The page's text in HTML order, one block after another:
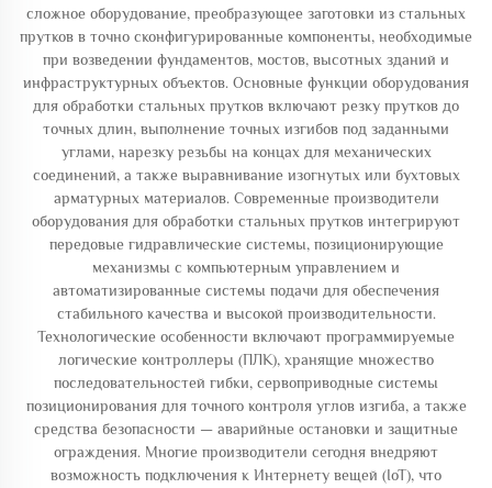
сложное оборудование, преобразующее заготовки из стальных
прутков в точно сконфигурированные компоненты, необходимые
при возведении фундаментов, мостов, высотных зданий и
инфраструктурных объектов. Основные функции оборудования
для обработки стальных прутков включают резку прутков до
точных длин, выполнение точных изгибов под заданными
углами, нарезку резьбы на концах для механических
соединений, а также выравнивание изогнутых или бухтовых
арматурных материалов. Современные производители
оборудования для обработки стальных прутков интегрируют
передовые гидравлические системы, позиционирующие
механизмы с компьютерным управлением и
автоматизированные системы подачи для обеспечения
стабильного качества и высокой производительности.
Технологические особенности включают программируемые
логические контроллеры (ПЛК), хранящие множество
последовательностей гибки, сервоприводные системы
позиционирования для точного контроля углов изгиба, а также
средства безопасности — аварийные остановки и защитные
ограждения. Многие производители сегодня внедряют
возможность подключения к Интернету вещей (IoT), что